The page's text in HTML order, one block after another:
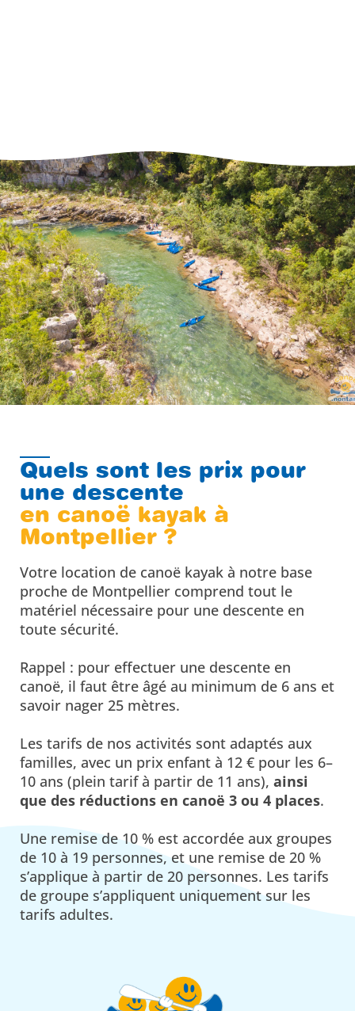
Quels sont les prix pour
une descente
en canoë kayak à
Montpellier ?
Votre location de canoë kayak à notre base
proche de Montpellier comprend tout le
matériel nécessaire pour une descente en
toute sécurité.
Rappel : pour effectuer une descente en
canoë, il faut être âgé au minimum de 6 ans et
savoir nager 25 mètres.
Les tarifs de nos activités sont adaptés aux
familles, avec un prix enfant à 12 € pour les 6–
10 ans (plein tarif à partir de 11 ans), ainsi
que des réductions en canoë 3 ou 4 places.
Une remise de 10 % est accordée aux groupes
de 10 à 19 personnes, et une remise de 20 %
s’applique à partir de 20 personnes. Les tarifs
de groupe s’appliquent uniquement sur les
tarifs adultes.